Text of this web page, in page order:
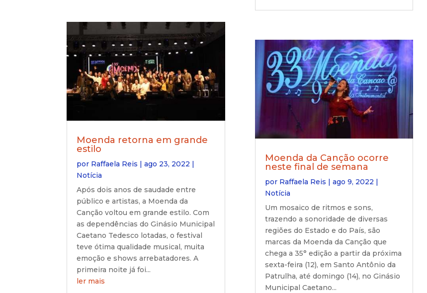
Moenda retorna em grande
estilo
por Raffaela Reis |ago 23, 2022
Notícia
Após dois anos de saudade entre
público e artistas, a Moenda da
Canção voltou em grande estilo. Com
as dependências do Ginásio Municipal
Caetano Tedesco lotadas, o festival
teve ótima qualidade musical, muita
emoção e shows arrebatadores. A
primeira noite já foi...
ler mais
Moenda da Canção ocorre
neste final de semana
por Raffaela Reis ago 9, 2022
Notícia
Um mosaico de ritmos e sons,
trazendo a sonoridade de diversas
regiões do Estado e do País, são
marcas da Moenda da Canção que
chega a 35° edição a partir da próxima
sexta-feira (12), em Santo Antônio da
Patrulha, até domingo (14), no Ginásio
Municipal Caetano...